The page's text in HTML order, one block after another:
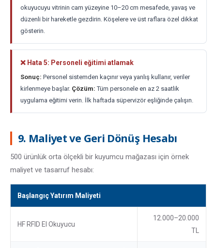
okuyucuyu vitrinin cam yüzeyine 10–20 cm mesafede, yavaş ve
düzenli bir hareketle gezdirin. Köşelere ve üst raflara özel dikkat
gösterin.
❌ Hata 5: Personeli eğitimi atlamak
Sonuç: Personel sistemden kaçınır veya yanlış kullanır, veriler
kirlenmeye başlar. Çözüm: Tüm personele en az 2 saatlik
uygulama eğitimi verin. İlk haftada süpervizör eşliğinde çalışın.
9. Maliyet ve Geri Dönüş Hesabı
500 ürünlük orta ölçekli bir kuyumcu mağazası için örnek
maliyet ve tasarruf hesabı:
Başlangıç Yatırım Maliyeti
HF RFID El Okuyucu
12.000–20.000
TL